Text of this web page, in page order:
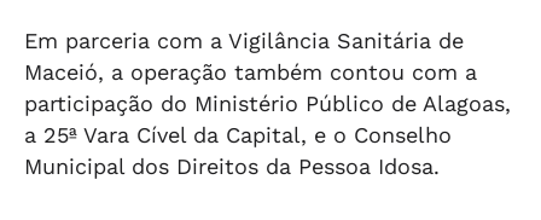
Em parceria com a Vigilância Sanitária de
Maceió, a operação também contou com a
participação do Ministério Público de Alagoas,
a 25ª Vara Cível da Capital, e o Conselho
Municipal dos Direitos da Pessoa Idosa.